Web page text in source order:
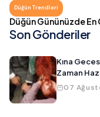
Düğün Trendleri
Düğün Gününüzde En
Son Gönderiler
Kına
Zaman
07